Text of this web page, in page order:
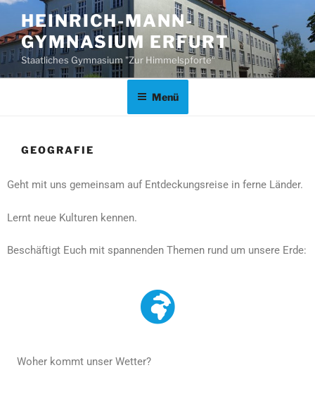
HEINRICH-MANN-
GYMNASIUM ERFURT
Staatliches Gymnasium "Zur Himmelspforte"
Menü
GEOGRAFIE
Geht mit uns gemeinsam auf Entdeckungsreise in ferne Länder.
Lernt neue Kulturen kennen.
Beschäftigt Euch mit spannenden Themen rund um unsere Erde:
Woher kommt unser Wetter?